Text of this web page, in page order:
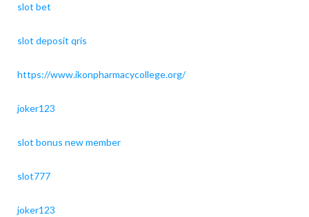
slot bet
slot deposit qris
https://www.ikonpharmacycollege.org/
joker123
slot bonus new member
slot777
joker123